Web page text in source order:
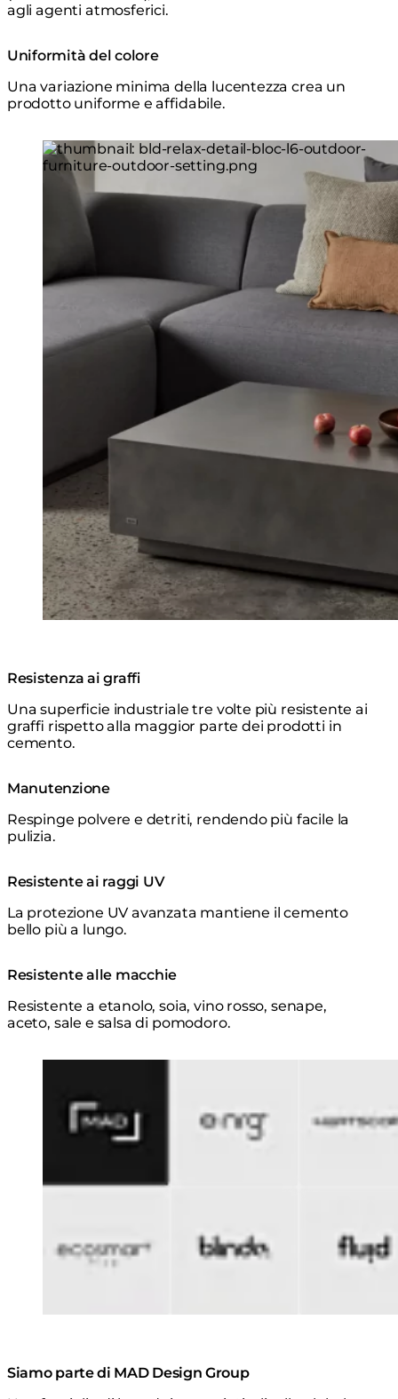
agli agenti atmosferici.
Uniformità del colore
Una variazione minima della lucentezza crea un
prodotto uniforme e affidabile.
Loading image...
Resistenza ai graffi
Una superficie industriale tre volte più resistente ai
graffi rispetto alla maggior parte dei prodotti in
cemento.
Manutenzione
Respinge polvere e detriti, rendendo più facile la
pulizia.
Resistente ai raggi UV
La protezione UV avanzata mantiene il cemento
bello più a lungo.
Resistente alle macchie
Resistente a etanolo, soia, vino rosso, senape,
aceto, sale e salsa di pomodoro.
Siamo parte di MAD Design Group